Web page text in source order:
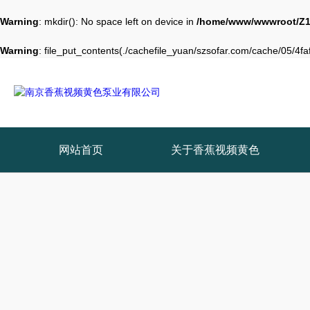
Warning: mkdir(): No space left on device in /home/www/wwwroot/
Warning: file_put_contents(./cachefile_yuan/szsofar.com/cache/05/
网站首页 关于香蕉视频黄色